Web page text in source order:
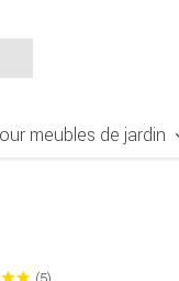
meubles de jardin